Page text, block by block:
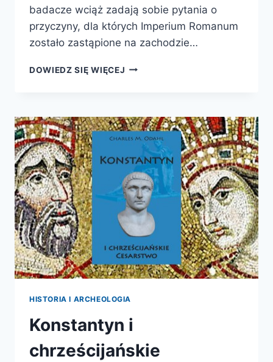
badacze wciąż zadają sobie pytania o
przyczyny, dla których Imperium Romanum
zostało zastąpione na zachodzie…
DOWIEDZ SIĘ WIĘCEJ UPADEK
HISTORIA I ARCHEOLOGIA
Konstantyn i
chrześcijańskie